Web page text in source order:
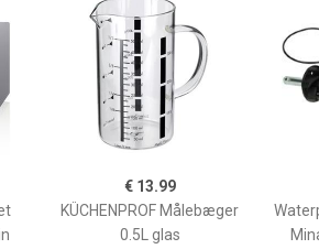
€ 13.99
KÜCHENPROF Målebæger
0.5L glas